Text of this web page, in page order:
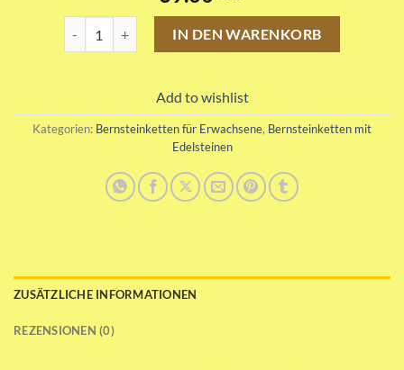
IN DEN WARENKORB
Add to wishlist
Kategorien: Bernsteinketten für Erwachsene, Bernsteinketten mit
Edelsteinen
ZUSÄTZLICHE INFORMATIONEN
REZENSIONEN (0)